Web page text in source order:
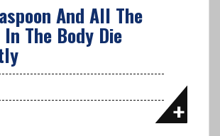
And All The
The Body Die